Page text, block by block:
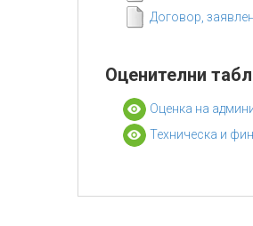
Договор,
Оценителни
Оценка на
Техническа и